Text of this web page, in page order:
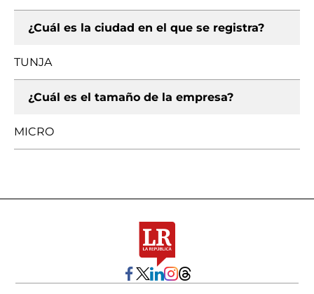
¿Cuál es la ciudad en el que se registra?
TUNJA
¿Cuál es el tamaño de la empresa?
MICRO